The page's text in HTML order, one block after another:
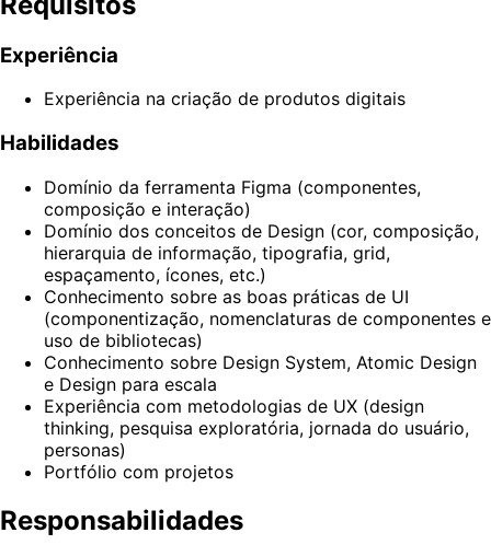
Experiência
Experiência na criação de produtos digitais
Habilidades
Domínio da ferramenta Figma (componentes,
composição e interação)
Domínio dos conceitos de Design (cor, composição,
hierarquia de informação, tipografia, grid,
espaçamento, ícones, etc.)
Conhecimento sobre as boas práticas de UI
(componentização, nomenclaturas de componentes e
uso de bibliotecas)
Conhecimento sobre Design System, Atomic Design
e Design para escala
Experiência com metodologias de UX (design
thinking, pesquisa exploratória, jornada do usuário,
personas)
Portfólio com projetos
Responsabilidades